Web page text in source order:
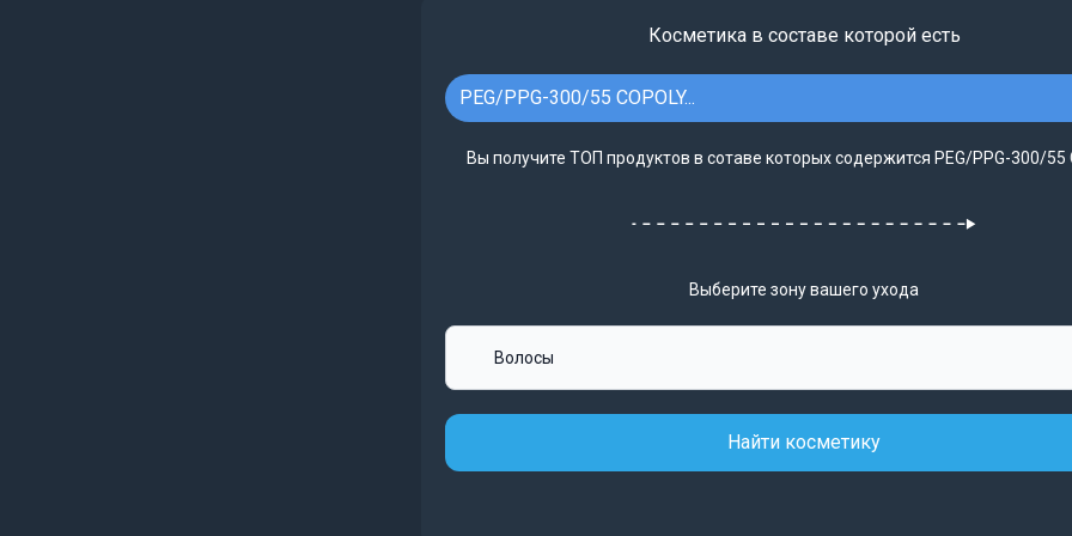
Косметика в составе которой есть
PEG/PPG-300/55 COPOLY...
Вы получите ТОП продуктов в сотаве которых содержится PEG/PPG-300/55
Выберите зону вашего ухода
Найти косметику